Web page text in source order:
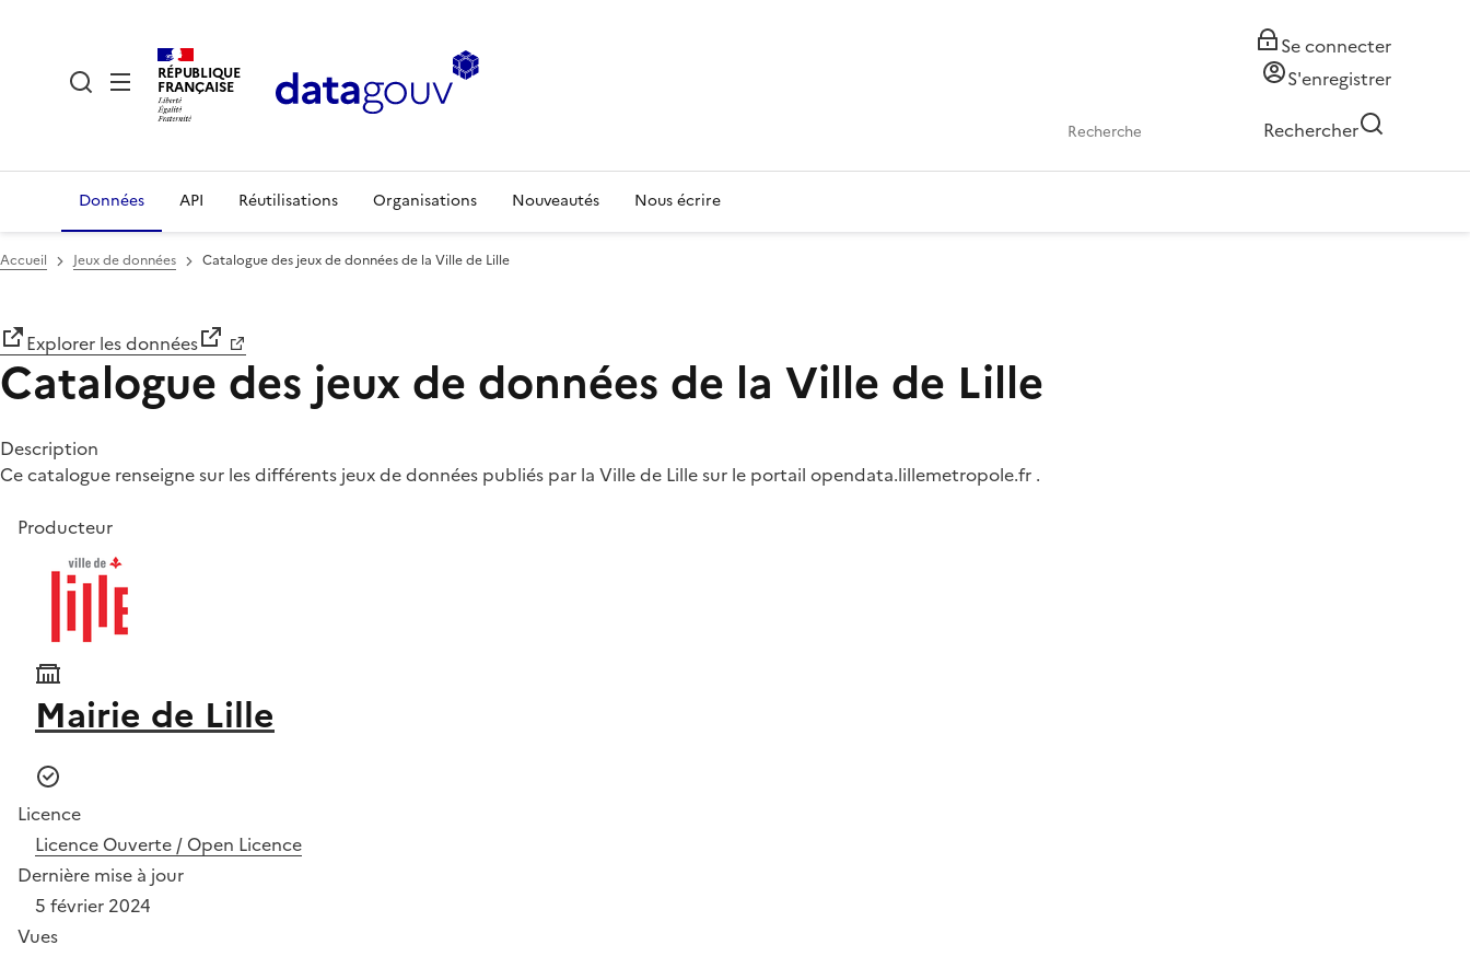
RÉPUBLIQUE
FRANÇAISE
Se connecter
S'enregistrer
Rechercher
Données API Réutilisations Organisations Nouveautés Nous écrire
Accueil Jeux de données Catalogue des jeux de données de la Ville de Lille
Explorer les données
Catalogue des jeux de données de la Ville de Lille
Description
Ce catalogue renseigne sur les différents jeux de données publiés par la Ville de Lille sur le portail opendata.lillemetropole.fr .
Producteur
Mairie de Lille
Licence
Licence Ouverte / Open Licence
Dernière mise à jour
5 février 2024
Vues